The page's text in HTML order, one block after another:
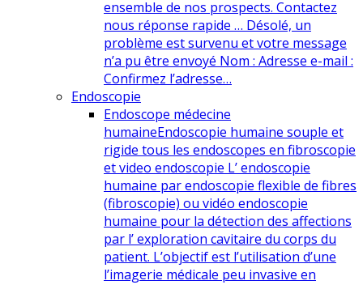
ensemble de nos prospects. Contactez
nous réponse rapide … Désolé, un
problème est survenu et votre message
n’a pu être envoyé Nom : Adresse e-mail :
Confirmez l’adresse…
Endoscopie
Endoscope médecine
humaineEndoscopie humaine souple et
rigide tous les endoscopes en fibroscopie
et video endoscopie L’ endoscopie
humaine par endoscopie flexible de fibres
(fibroscopie) ou vidéo endoscopie
humaine pour la détection des affections
par l’ exploration cavitaire du corps du
patient. L’objectif est l’utilisation d’une
l’imagerie médicale peu invasive en